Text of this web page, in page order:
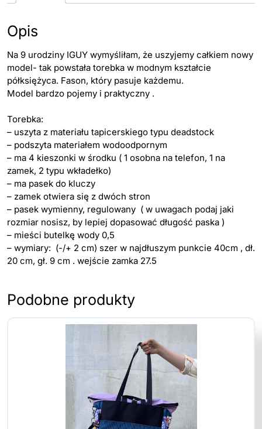
Opis
Na 9 urodziny IGUY wymyśliłam, że uszyjemy całkiem nowy
model- tak powstała torebka w modnym kształcie
półksiężyca. Fason, który pasuje każdemu.
Model bardzo pojemy i praktyczny .
Torebka:
– uszyta z materiału tapicerskiego typu deadstock
– podszyta materiałem wodoodpornym
– ma 4 kieszonki w środku ( 1 osobna na telefon, 1 na
zamek, 2 typu wkładełko)
– ma pasek do kluczy
– zamek otwiera się z dwóch stron
– pasek wymienny, regulowany ( w uwagach podaj jaki
rozmiar nosisz, by lepiej dopasować długość paska )
– mieści butelkę wody 0,5
– wymiary: (-/+ 2 cm) szer w najdłuszym punkcie 40cm , dł.
20 cm, gł. 9 cm . wejście zamka 27.5
Podobne produkty